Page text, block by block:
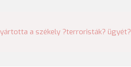
a székely ?terroristák? ügyét?